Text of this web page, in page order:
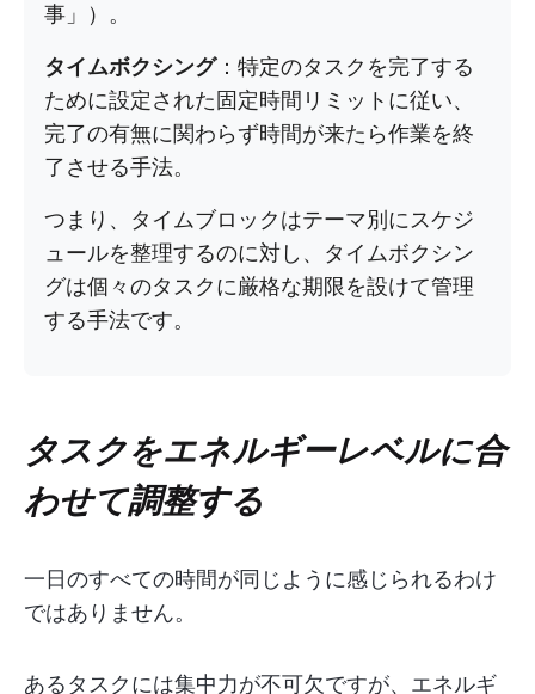
事」）。
タイムボクシング：特定のタスクを完了する
ために設定された固定時間リミットに従い、
完了の有無に関わらず時間が来たら作業を終
了させる手法。
つまり、タイムブロックはテーマ別にスケジ
ュールを整理するのに対し、タイムボクシン
グは個々のタスクに厳格な期限を設けて管理
する手法です。
タスクをエネルギーレベルに合
わせて調整する
一日のすべての時間が同じように感じられるわけ
ではありません。
あるタスクには集中力が不可欠ですが、エネルギ